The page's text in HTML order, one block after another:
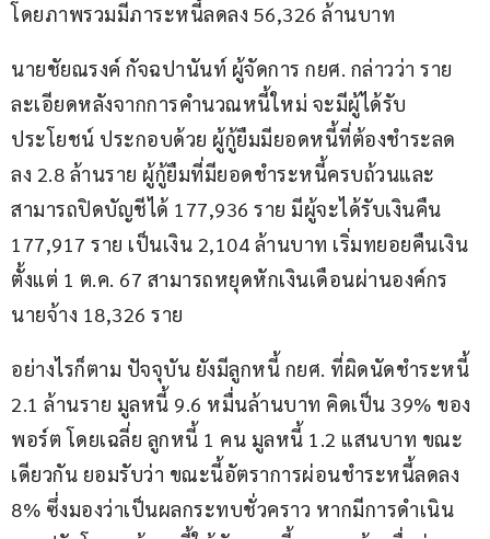
โดยภาพรวมมีภาระหนี้ลดลง 56,326 ล้านบาท
นายชัยณรงค์ กัจฉปานันท์ ผู้จัดการ กยศ. กล่าวว่า ราย
ละเอียดหลังจากการคำนวณหนี้ใหม่ จะมีผู้ได้รับ
ประโยชน์ ประกอบด้วย ผู้กู้ยืมมียอดหนี้ที่ต้องชำระลด
ลง 2.8 ล้านราย ผู้กู้ยืมที่มียอดชำระหนี้ครบถ้วนและ
สามารถปิดบัญชีได้ 177,936 ราย มีผู้จะได้รับเงินคืน
177,917 ราย เป็นเงิน 2,104 ล้านบาท เริ่มทยอยคืนเงิน
ตั้งแต่ 1 ต.ค. 67 สามารถหยุดหักเงินเดือนผ่านองค์กร
นายจ้าง 18,326 ราย
อย่างไรก็ตาม ปัจจุบัน ยังมีลูกหนี้ กยศ. ที่ผิดนัดชำระหนี้
2.1 ล้านราย มูลหนี้ 9.6 หมื่นล้านบาท คิดเป็น 39% ของ
พอร์ต โดยเฉลี่ย ลูกหนี้ 1 คน มูลหนี้ 1.2 แสนบาท ขณะ
เดียวกัน ยอมรับว่า ขณะนี้อัตราการผ่อนชำระหนี้ลดลง
8% ซึ่งมองว่าเป็นผลกระทบชั่วคราว หากมีการดำเนิน